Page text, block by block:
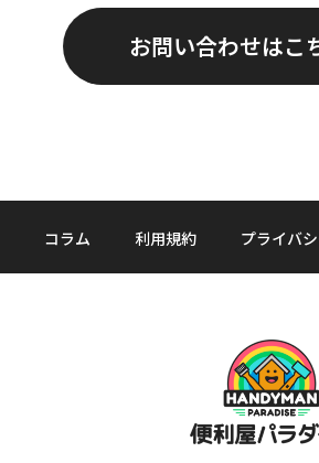
お問い合わせはこ
コラム 利用規約 プライバ